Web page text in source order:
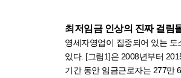
최저임금 인상의 진짜 걸림
영세자영업이 집중되어 있는
있다. [그림1]은 2008년부터
기간 동안 임금근로자는 277만